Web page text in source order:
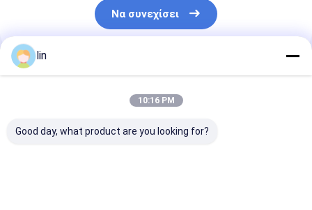
Να συνεχίσει
Συνιστώμενα Προϊόντα
lin
10:16 PM
Good day, what product are you looking for?